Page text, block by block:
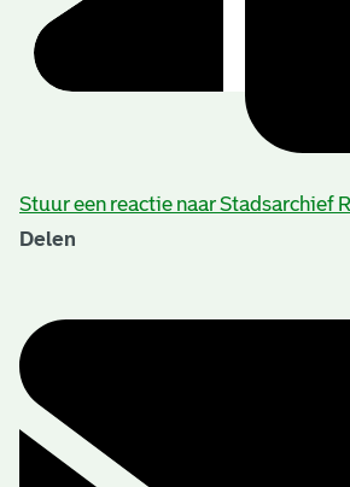
Stuur een reactie naar Stadsarchief
Delen